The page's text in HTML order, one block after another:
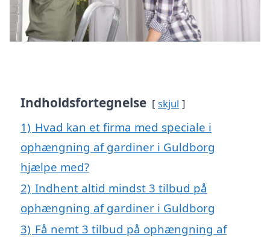
Indholdsfortegnelse skjul
1) Hvad kan et firma med speciale i
ophængning af gardiner i Guldborg
hjælpe med?
2) Indhent altid mindst 3 tilbud på
ophængning af gardiner i Guldborg
3) Få nemt 3 tilbud på ophængning af